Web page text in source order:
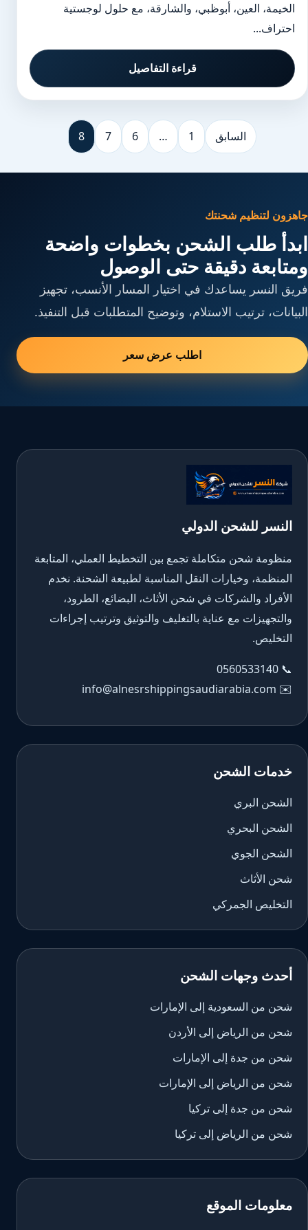
الخيمة، العين، أبوظبي، والشارقة، مع حلول لوجستية
احتراف...
قراءة التفاصيل
السابق 1
…
6
7
8
جاهزون لتنظيم شحنتك
ابدأ طلب الشحن بخطوات واضحة
ومتابعة دقيقة حتى الوصول
فريق النسر يساعدك في اختيار المسار الأنسب، تجهيز
البيانات، ترتيب الاستلام، وتوضيح المتطلبات قبل التنفيذ.
اطلب عرض سعر
النسر للشحن الدولي
منظومة شحن متكاملة تجمع بين التخطيط العملي، المتابعة
المنظمة، وخيارات النقل المناسبة لطبيعة الشحنة. نخدم
الأفراد والشركات في شحن الأثاث، البضائع، الطرود،
والتجهيزات مع عناية بالتغليف والتوثيق وترتيب إجراءات
التخليص.
📞
0560533140
✉️
info@alnesrshippingsaudiarabia.com
خدمات الشحن
الشحن البري
الشحن البحري
الشحن الجوي
شحن الأثاث
التخليص الجمركي
أحدث وجهات الشحن
شحن من السعودية إلى الإمارات
شحن من الرياض إلى الأردن
شحن من جدة إلى الإمارات
شحن من الرياض إلى الإمارات
شحن من جدة إلى تركيا
شحن من الرياض إلى تركيا
معلومات الموقع